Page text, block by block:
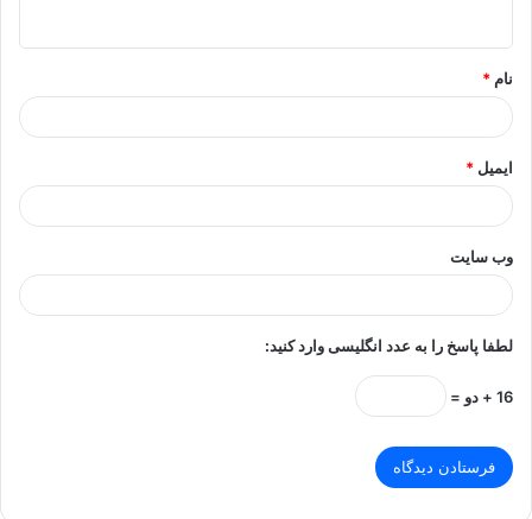
*
نام *
ایمیل *
وب‌ سایت
لطفا پاسخ را به عدد انگلیسی وارد کنید:
16 + دو =